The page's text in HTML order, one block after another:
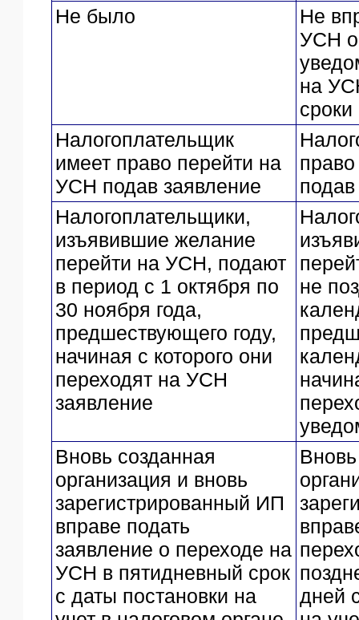
Не было
Не
УСН
на
сроки
Налогоплательщик
имеет право перейти на
УСН подав заявление
Налогоплательщики,
изъявившие желание
перейти на УСН, подают
в период с 1 октября по
30 ноября года,
предшествующего году,
начиная с которого они
переходят на УСН
заявление
не
Вновь созданная
организация и вновь
зарегистрированный ИП
вправе подать
заявление о переходе на
УСН в пятидневный срок
с даты постановки на
дней